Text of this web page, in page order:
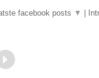
facebook posts ▼